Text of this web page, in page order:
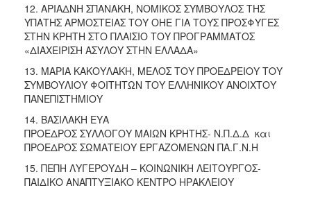
12. ΑΡΙΑΔΝΗ ΣΠΑΝΑΚΗ, ΝΟΜΙΚΟΣ ΣΥΜΒΟΥΛΟΣ ΤΗΣ
ΥΠΑΤΗΣ ΑΡΜΟΣΤΕΙΑΣ ΤΟΥ ΟΗΕ ΓΙΑ ΤΟΥΣ ΠΡΟΣΦΥΓΕΣ
ΣΤΗΝ ΚΡΗΤΗ ΣΤΟ ΠΛΑΙΣΙΟ ΤΟΥ ΠΡΟΓΡΑΜΜΑΤΟΣ
«ΔΙΑΧΕΙΡΙΣΗ ΑΣΥΛΟΥ ΣΤΗΝ ΕΛΛΑΔΑ»
13. ΜΑΡΙΑ ΚΑΚΟΥΛΑΚΗ, ΜΕΛΟΣ ΤΟΥ ΠΡΟΕΔΡΕΙΟΥ ΤΟΥ
ΣΥΜΒΟΥΛΙΟΥ ΦΟΙΤΗΤΩΝ ΤΟΥ ΕΛΛΗΝΙΚΟΥ ΑΝΟΙΧΤΟΥ
ΠΑΝΕΠΙΣΤΗΜΙΟΥ
14. ΒΑΣΙΛΑΚΗ ΕΥΑ
ΠΡΟΕΔΡΟΣ ΣΥΛΛΟΓΟΥ ΜΑΙΩΝ ΚΡΗΤΗΣ- Ν.Π.Δ.Δ και
ΠΡΟΕΔΡΟΣ ΣΩΜΑΤΕΙΟΥ ΕΡΓΑΖΟΜΕΝΩΝ ΠΑ.Γ.Ν.Η
15. ΠΕΠΗ ΛΥΓΕΡΟΥΔΗ – ΚΟΙΝΩΝΙΚΗ ΛΕΙΤΟΥΡΓΟΣ-
ΠΑΙΔΙΚΟ ΑΝΑΠΤΥΞΙΑΚΟ ΚΕΝΤΡΟ ΗΡΑΚΛΕΙΟΥ